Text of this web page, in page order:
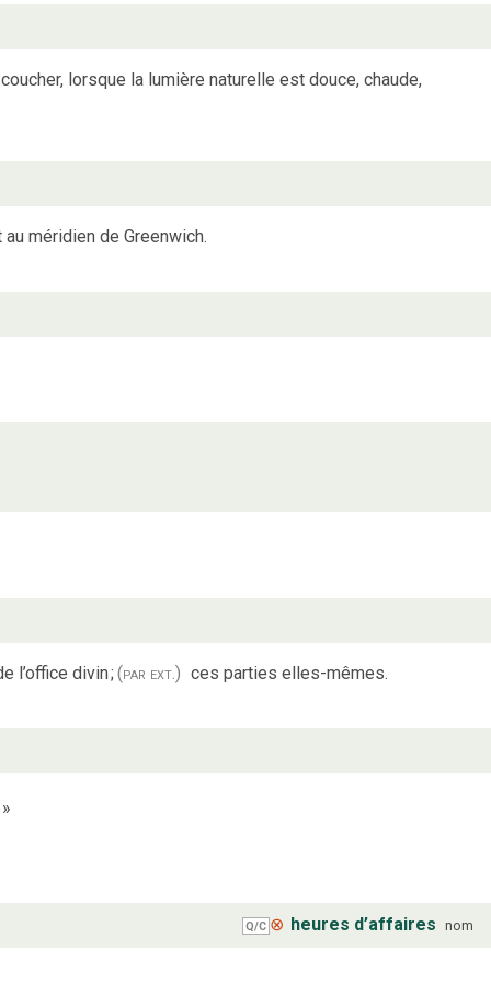
lorsque la lumière naturelle est douce, chaude,
méridien de Greenwich.
l’office divin;(par ext.) ces parties elles-mêmes.
»
Q/C ⊗ heures d’affaires nom